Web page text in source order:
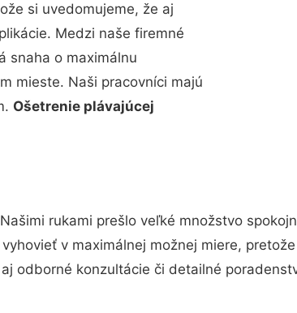
si uvedomujeme, že aj
Medzi naše firemné
snaha o maximálnu
mieste. Naši pracovníci majú
Ošetrenie plávajúcej
rukami prešlo veľké množstvo
v maximálnej možnej miere,
odborné konzultácie či detailné